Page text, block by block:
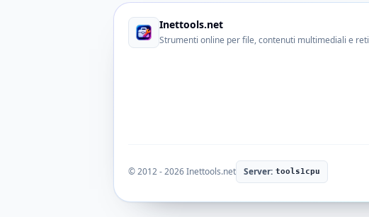
Inettools.net
Strumenti online per file, contenuti multimediali e reti
© 2012 - 2026 Inettools.net Server: tools1cpu